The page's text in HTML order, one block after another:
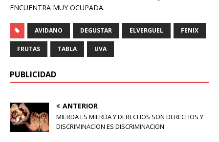
ENCUENTRA MUY OCUPADA.
AVIDANO DEGUSTAR ELVERGUEL FENIX
FRUTAS TABLA UVA
PUBLICIDAD
ANTERIOR
MIERDA ES MIERDA Y DERECHOS SON DERECHOS Y
DISCRIMINACION ES DISCRIMINACION